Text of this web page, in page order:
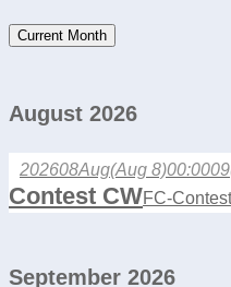
Current Month
August 2026
202608Aug(Aug 8)00:0009
Contest CWFC-Contest
September 2026